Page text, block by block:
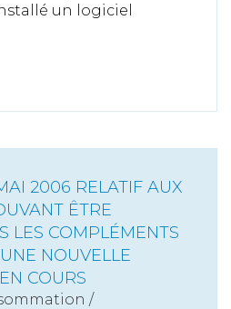
un logiciel
2006 RELATIF AUX
ÊTRE
LES COMPLÉMENTS
NOUVELLE
COURS
/